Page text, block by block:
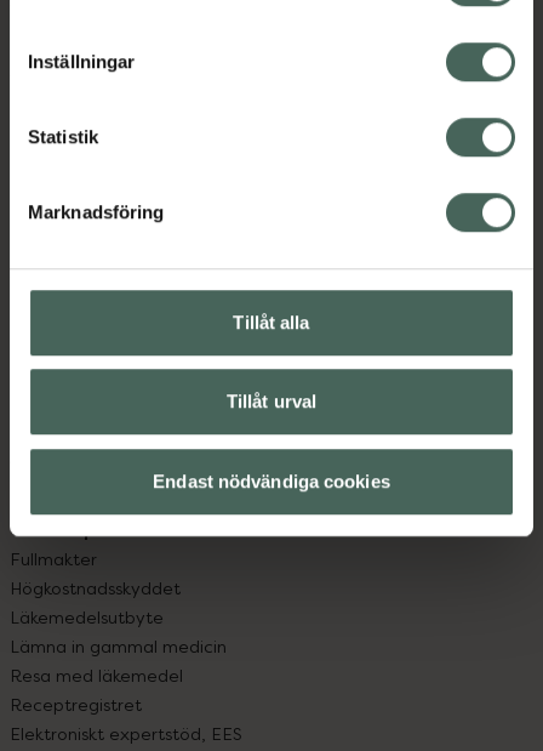
cookieinställningar. Ett återkallat samtycke påverkar inte
lagligheten av behandling som skett innan återkallelsen.
Inställningar
Statistik
Marknadsföring
Tillåt alla
Tillåt urval
Endast nödvändiga cookies
Kronans Apotek finns här för dig. Du hittar oss från Skåne i
syd till Lappland i norr, och online i mobilen och på
hjälpa just dig att må lite bättre. Välkommen att prata
Kundservice
Leverans, betalning och retur
App
Om recept och läkemedel
Fullmakter
Högkostnadsskyddet
Läkemedelsutbyte
Lämna in gammal medicin
Resa med läkemedel
Receptregistret
Elektroniskt expertstöd, EES